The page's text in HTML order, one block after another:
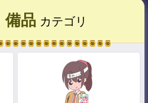
備品 カテゴリ